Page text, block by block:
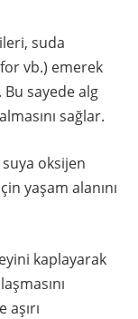
suda
vb.) emerek
sayede alg
sağlar.
oksijen
yaşam alanını
kaplayarak
aşırı